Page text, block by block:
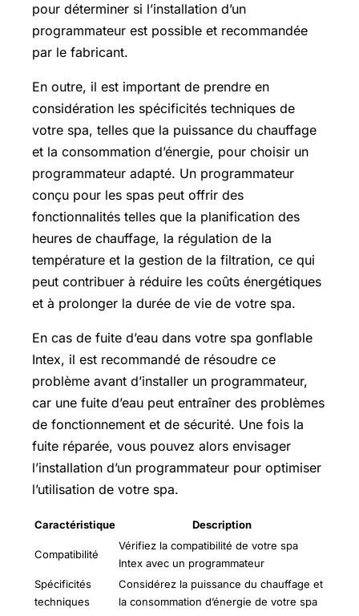
pour déterminer si l’installation d’un
programmateur est possible et recommandée
par le fabricant.
En outre, il est important de prendre en
considération les spécificités techniques de
votre spa, telles que la puissance du chauffage
et la consommation d’énergie, pour choisir un
programmateur adapté. Un programmateur
conçu pour les spas peut offrir des
fonctionnalités telles que la planification des
heures de chauffage, la régulation de la
température et la gestion de la filtration, ce qui
peut contribuer à réduire les coûts énergétiques
et à prolonger la durée de vie de votre spa.
En cas de fuite d’eau dans votre spa gonflable
Intex, il est recommandé de résoudre ce
problème avant d’installer un programmateur,
car une fuite d’eau peut entraîner des problèmes
de fonctionnement et de sécurité. Une fois la
fuite réparée, vous pouvez alors envisager
l’installation d’un programmateur pour optimiser
l’utilisation de votre spa.
Caractéristique Description
Compatibilité
Vérifiez la compatibilité de votre spa
Intex avec un programmateur
Spécificités
techniques
Considérez la puissance du chauffage et
la consommation d’énergie de votre spa